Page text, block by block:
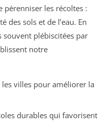
pérenniser les récoltes :
des sols et de l’eau. En
souvent plébiscitées par
notre
les villes pour améliorer la
durables qui favorisent